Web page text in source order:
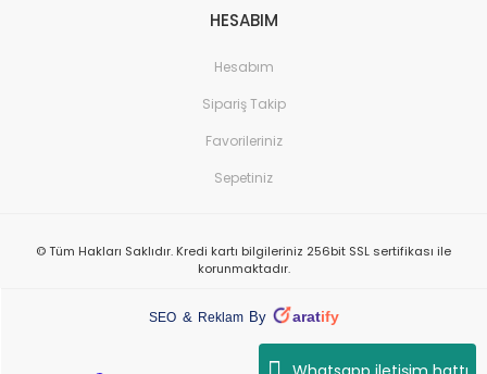
HESABIM
Hesabım
Sipariş Takip
Favorileriniz
Sepetiniz
© Tüm Hakları Saklıdır. Kredi kartı bilgileriniz 256bit SSL sertifikası ile
korunmaktadır.
SEO & Reklam By aratify